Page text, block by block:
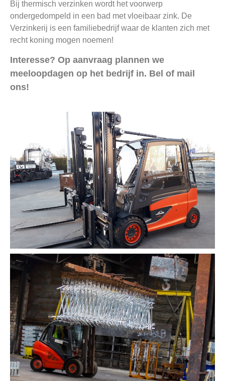
Bij thermisch verzinken wordt het voorwerp
ondergedompeld in een bad met vloeibaar zink. De
Verzinkerij is een familiebedrijf waar de klanten zich met
recht koning mogen noemen!
Interesse? Op aanvraag plannen we
meeloopdagen op het bedrijf in. Bel of mail
ons!